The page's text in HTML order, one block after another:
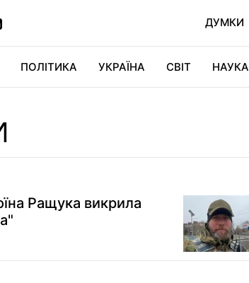
ДУМКИ
ПОЛІТИКА УКРАЇНА СВІТ НАУКА
Ращука викрила